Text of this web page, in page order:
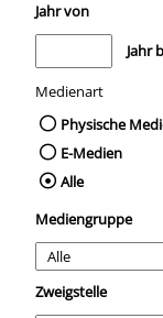
Jahr von
Medien anzeigen,
Jahr
Medienart
Physische
E-Medien
Alle
Mediengruppe
Zweigstelle